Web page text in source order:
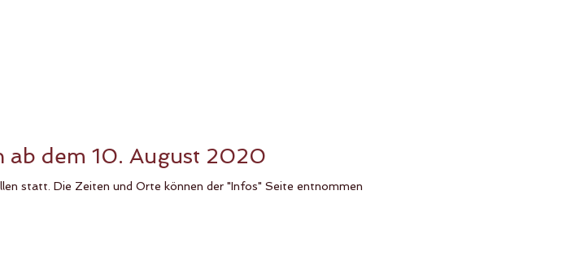
ab dem 10. August 2020
statt. Die Zeiten und Orte können der "Infos" Seite entnommen